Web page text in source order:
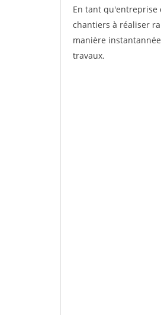
En tant qu'entreprise
chantiers à réaliser
manière
travaux.